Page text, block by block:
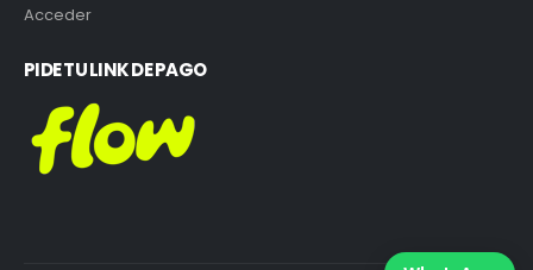
Acceder
PIDE TU LINK DE PAGO